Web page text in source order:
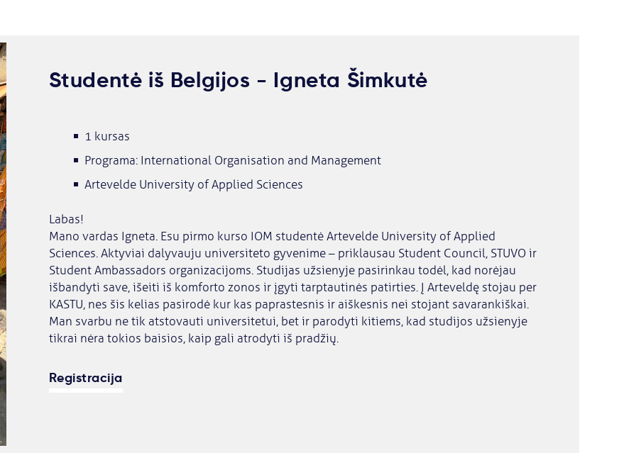
Studentė iš Belgijos - Igneta Šimkutė
1 kursas
Programa: International Organisation and Management
Artevelde University of Applied Sciences
Labas!
Mano vardas Igneta. Esu pirmo kurso IOM studentė Artevelde University of Applied
Sciences. Aktyviai dalyvauju universiteto gyvenime – priklausau Student Council, STUVO ir
Student Ambassadors organizacijoms. Studijas užsienyje pasirinkau todėl, kad norėjau
išbandyti save, išeiti iš komforto zonos ir įgyti tarptautinės patirties. Į Arteveldę stojau per
KASTU, nes šis kelias pasirodė kur kas paprastesnis ir aiškesnis nei stojant savarankiškai.
Man svarbu ne tik atstovauti universitetui, bet ir parodyti kitiems, kad studijos užsienyje
tikrai nėra tokios baisios, kaip gali atrodyti iš pradžių.
Registracija